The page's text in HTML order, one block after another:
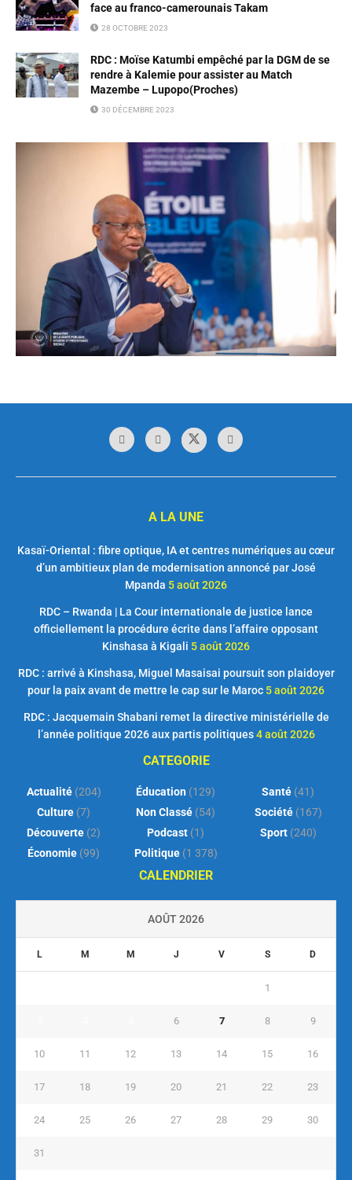
face au franco-camerounais Takam
28 OCTOBRE 2023
RDC : Moïse Katumbi empêché par la DGM de se
rendre à Kalemie pour assister au Match
Mazembe – Lupopo(Proches)
30 DÉCEMBRE 2023
A LA UNE
Kasaï-Oriental : fibre optique, IA et centres numériques au cœur
d’un ambitieux plan de modernisation annoncé par José
Mpanda 5 août 2026
RDC – Rwanda | La Cour internationale de justice lance
officiellement la procédure écrite dans l’affaire opposant
Kinshasa à Kigali 5 août 2026
RDC : arrivé à Kinshasa, Miguel Masaisai poursuit son plaidoyer
pour la paix avant de mettre le cap sur le Maroc 5 août 2026
RDC : Jacquemain Shabani remet la directive ministérielle de
l’année politique 2026 aux partis politiques 4 août 2026
CATEGORIE
Actualité(204)
Culture (7)
Découverte (2)
Économie (99)
Éducation (129)
Non Classé (54)
Podcast (1)
Politique(1 378)
Santé (41)
Société(167)
Sport(240)
CALENDRIER
AOÛT 2026
L M M J V S D
1
6 7 8 9
10 11 12 13 14 15 16
17 18 19 20 21 22 23
24 25 26 27 28 29 30
31